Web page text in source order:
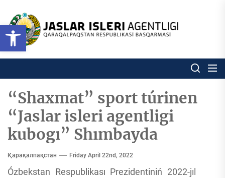
Open toolbar
content
Respublikası
basqarması
Ózbekstan jaslar isleri
“Shaxmat” sport túrinen
“Jaslar isleri agentligi
kubogı” Shımbayda
Қарақалпақстан Friday April 22nd, 2022
Ózbekstan Respublikası Prezidentiniń 2022-jıl